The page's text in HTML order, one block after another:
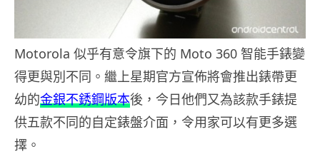
Motorola 似乎有意令旗下的 Moto 360 智能手錶變
得更與別不同。繼上星期官方宣佈將會推出錶帶更
幼的金銀不銹鋼版本後，今日他們又為該款手錶提
供五款不同的自定錶盤介面，令用家可以有更多選
擇。